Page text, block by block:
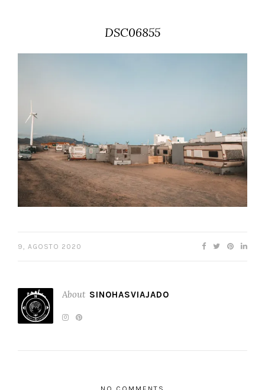
DSC06855
9, AGOSTO 2020
About SINOHASVIAJADO